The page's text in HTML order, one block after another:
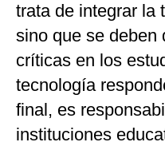
trata de integrar la
sino que se deben
críticas en los
tecnología
final, es
instituciones